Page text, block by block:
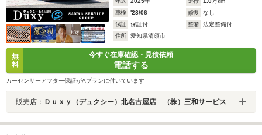
車検
'28/06 修復
なし
保証
保証付 整備
法定整備付
住所
愛知県清須市
無
料
今すぐ在庫確認・見積依頼
電話する
カーセンサーアフター保証がAプランに付いています
販売店： Ｄｕｘｙ（デュクシー）北名古屋店 （株）三和サービス